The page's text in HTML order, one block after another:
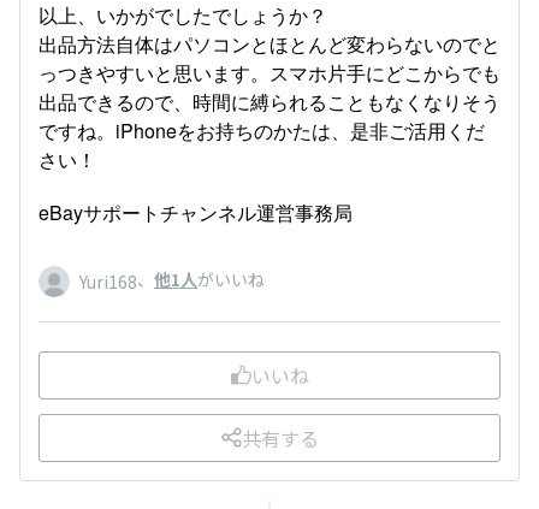
以上、いかがでしたでしょうか？
出品方法自体はパソコンとほとんど変わらないのでと
っつきやすいと思います。スマホ片手にどこからでも
出品できるので、時間に縛られることもなくなりそう
ですね。iPhoneをお持ちのかたは、是非ご活用くだ
さい！
eBayサポートチャンネル運営事務局
Yuri168、 他1人がいいね
いいね
共有する